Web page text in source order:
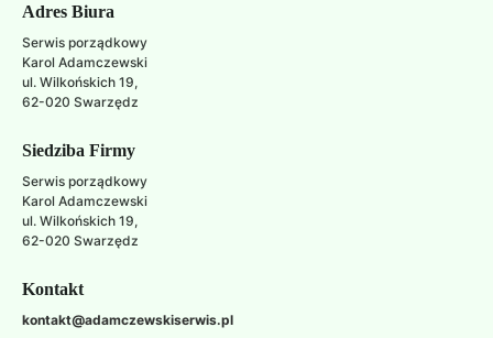
by:
bystrzan.space
Narzędzia
Ogrodnicze
elmal.com.pl
Adres Biura
Serwis porządkowy
Karol Adamczewski
ul. Wilkońskich 19,
62-020 Swarzędz
Siedziba Firmy
Serwis porządkowy
Karol Adamczewski
ul. Wilkońskich 19,
62-020 Swarzędz
Kontakt
kontakt@adamczewskiserwis.pl